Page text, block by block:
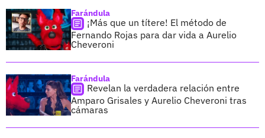
Farándula
¡Más que un títere! El método de
Fernando Rojas para dar vida a Aurelio
Cheveroni
Farándula
Revelan la verdadera relación entre
Amparo Grisales y Aurelio Cheveroni tras
cámaras